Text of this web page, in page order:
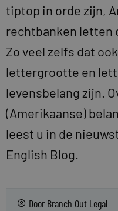
tiptop in orde zijn,
rechtbanken letten
Zo veel zelfs dat
lettergrootte en
levensbelang zijn.
(Amerikaanse)
leest u in de
English Blog.
Door Branch Out Legal